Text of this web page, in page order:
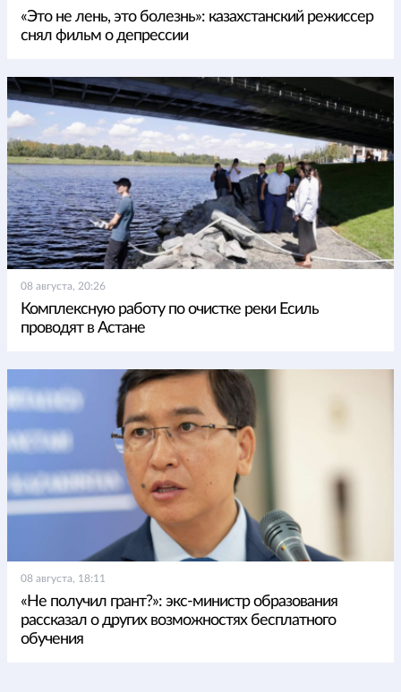
«Это не лень, это болезнь»: казахстанский режиссер
снял фильм о депрессии
08 августа, 20:26
Комплексную работу по очистке реки Есиль
проводят в Астане
08 августа, 18:11
«Не получил грант?»: экс-министр образования
рассказал о других возможностях бесплатного
обучения